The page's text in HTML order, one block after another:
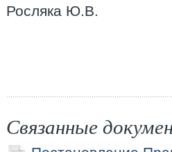
Росляка Ю.В.
Связанные